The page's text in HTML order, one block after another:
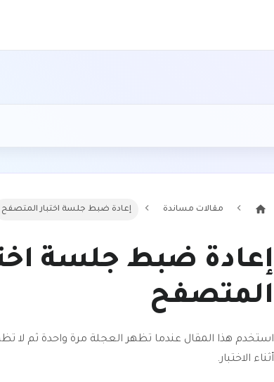
مقالات مساندة إعادة ضبط جلسة اختبار المتصفح
إعادة ضبط جلسة
المتصفح
استخدم هذا المقال عندما تظهر العجلة مرة واحدة ثم لا
أثناء الاختبار.